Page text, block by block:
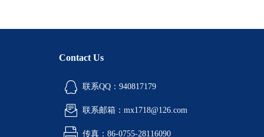
Contact Us
联系QQ：940817179
联系邮箱：mx1718@126.com
传真：86-0755-28116090